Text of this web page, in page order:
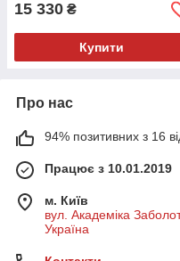
15 330 ₴
Купити
Про нас
94% позитивних з 16
Працює з 10.01.2019
м. Київ
вул. Академіка
Україна